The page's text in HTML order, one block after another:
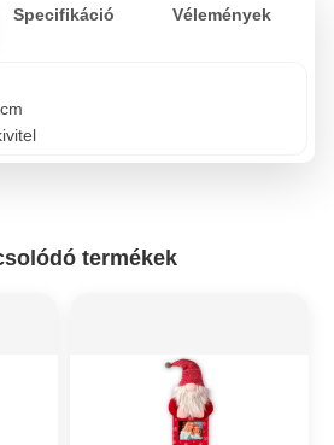
Specifikáció Vélemények
termékek